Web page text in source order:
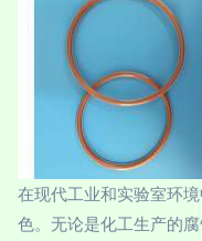
在现代工业和实验室环
色。无论是化工生产的